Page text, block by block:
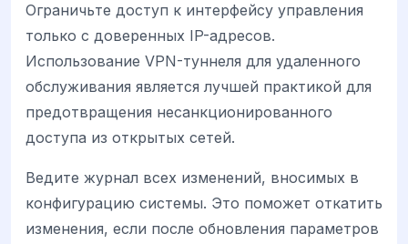
Ограничьте доступ к интерфейсу управления
только с доверенных IP-адресов.
Использование VPN-туннеля для удаленного
обслуживания является лучшей практикой для
предотвращения несанкционированного
доступа из открытых сетей.
Ведите журнал всех изменений, вносимых в
конфигурацию системы. Это поможет откатить
изменения, если после обновления параметров